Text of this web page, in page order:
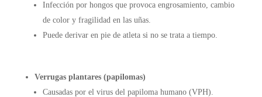
Infección por hongos que provoca engrosamiento, cambio
de color y fragilidad en las uñas.
Puede derivar en pie de atleta si no se trata a tiempo.
Verrugas plantares (papilomas)
Causadas por el virus del papiloma humano (VPH).